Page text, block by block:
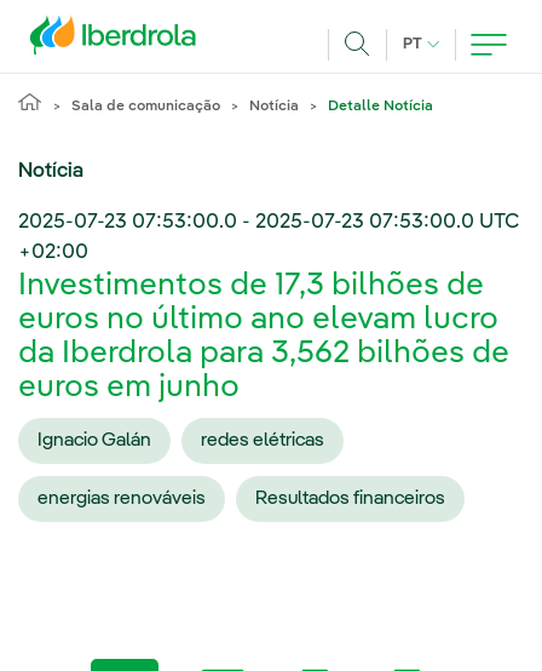
PT IDIOMA ATUAL,
Sala de comunicação Notícia Detalle Notícia
Notícia
2025-07-23 07:53:00.0 - 2025-07-23 07:53:00.0 UTC
+02:00
Investimentos de 17,3 bilhões de
euros no último ano elevam lucro
da Iberdrola para 3,562 bilhões de
euros em junho
Ignacio Galán redes elétricas
energias renováveis Resultados financeiros